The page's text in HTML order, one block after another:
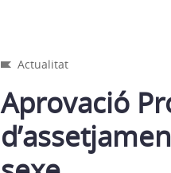
Actualitat
Aprovació